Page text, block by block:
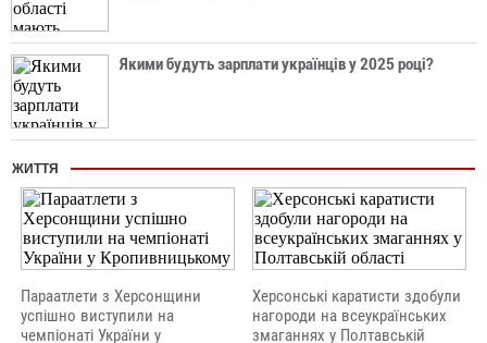
Якими будуть зарплати українців у 2025 році?
ЖИТТЯ
Параатлети з Херсонщини
успішно виступили на
чемпіонаті України у
Херсонські каратисти здобули
нагороди на всеукраїнських
змаганнях у Полтавській